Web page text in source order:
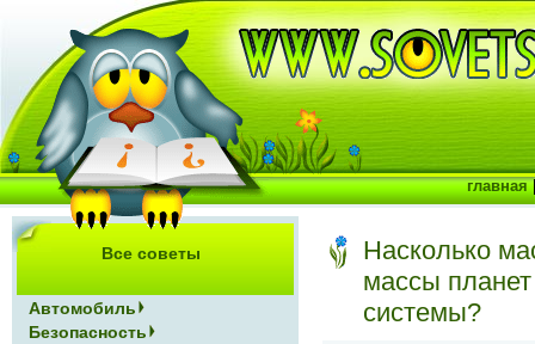
Насколько
массы
системы?
Все советы
Автомобиль
Безопасность
главная